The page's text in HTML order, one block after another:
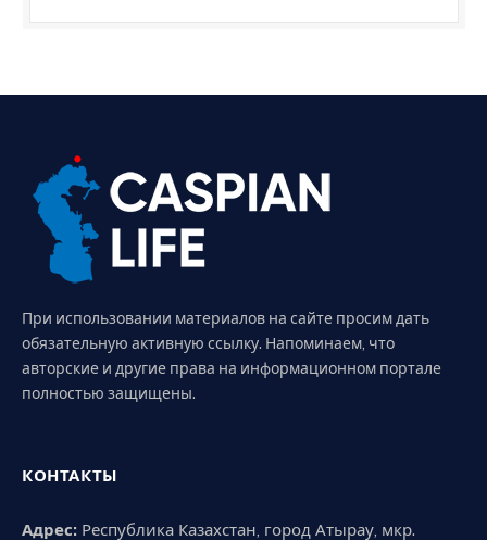
При использовании материалов на сайте просим дать
обязательную активную ссылку. Напоминаем, что
авторские и другие права на информационном портале
полностью защищены.
КОНТАКТЫ
Адрес: Республика Казахстан, город Атырау, мкр.